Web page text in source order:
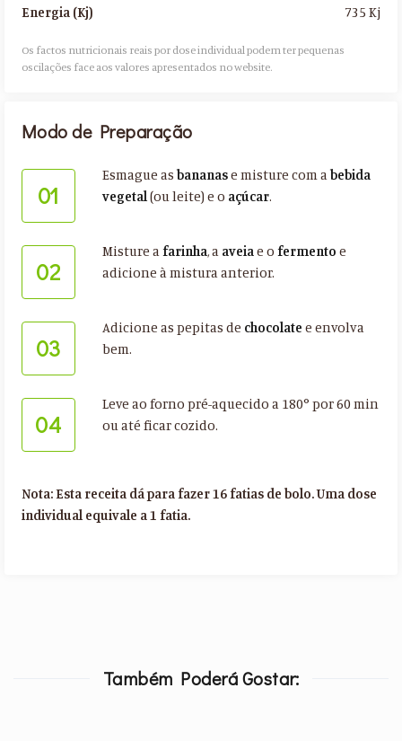
Energia (Kj) 735 Kj
Os factos nutricionais reais por dose individual podem ter pequenas
oscilações face aos valores apresentados no website.​
Modo de Preparação
01
Esmague as bananase misture com abebida
vegetal(ou leite) e o açúcar.
02
Misture afarinha, a aveiae o fermento e
adicione à mistura anterior.
03
Adicione as pepitas de chocolate e envolva
bem.
04
Leve ao forno pré-aquecido a 180° por 60 min
ou até ficar cozido.
Nota: Esta receita dá para fazer 16 fatias de bolo. Uma dose
individual equivale a 1 fatia.
Também Poderá Gostar: